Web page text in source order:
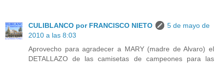
CULIBLANCO por FRANCISCO NIETO
5 de mayo de
2010 a las 8:03
Aprovecho para agradecer a MARY (madre de Alvaro) el
DETALLAZO de las camisetas de campeones para las